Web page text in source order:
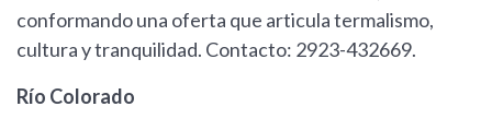
conformando una oferta que articula termalismo,
cultura y tranquilidad. Contacto: 2923-432669.
Río Colorado